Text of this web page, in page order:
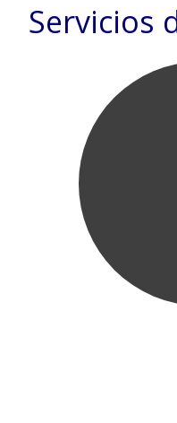
Servicios